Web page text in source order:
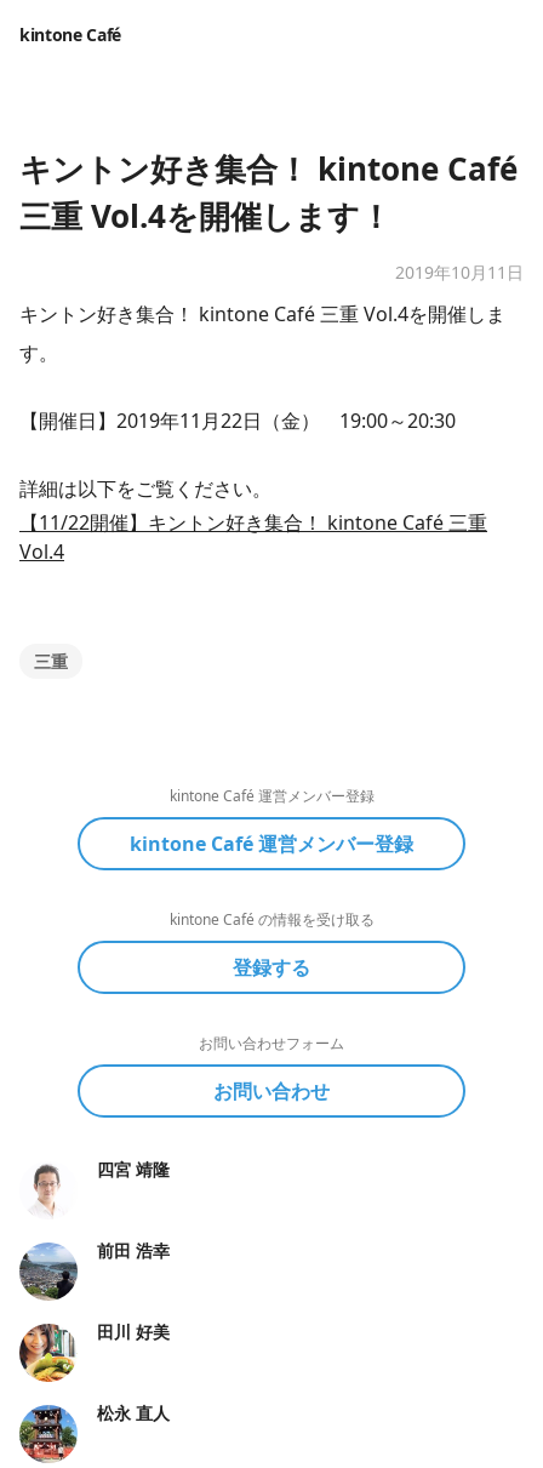
kintone Café
キントン好き集合！ kintone Café
三重 Vol.4を開催します！
2019年10月11日
キントン好き集合！ kintone Café 三重 Vol.4を開催しま
す。
【開催日】2019年11月22日（金） 19:00～20:30
詳細は以下をご覧ください。
【11/22開催】キントン好き集合！ kintone Café 三重
Vol.4
三重
kintone Café 運営メンバー登録
kintone Café 運営メンバー登録
kintone Café の情報を受け取る
登録する
お問い合わせフォーム
お問い合わせ
四宮 靖隆
前田 浩幸
田川 好美
松永 直人